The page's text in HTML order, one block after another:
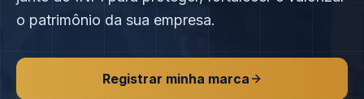
o patrimônio da sua empresa.
Registrar minha marca